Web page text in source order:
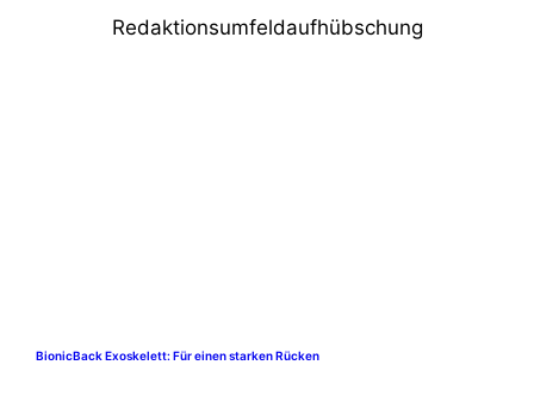
Redaktionsumfeldaufhübschung
BionicBack Exoskelett: Für einen starken Rücken